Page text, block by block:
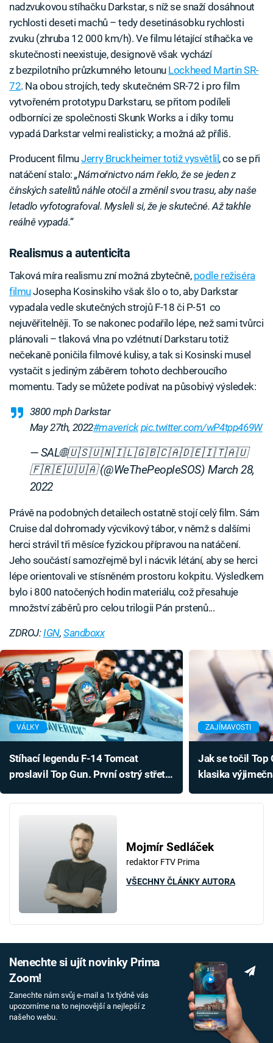
nadzvukovou stíhačku Darkstar, s níž se snaží dosáhnout
rychlosti deseti machů – tedy desetinásobku rychlosti
zvuku (zhruba 12 000 km/h). Ve filmu létající stíhačka ve
skutečnosti neexistuje, designově však vychází
z bezpilotního průzkumného letounu Lockheed Martin SR-
72. Na obou strojích, tedy skutečném SR-72 i pro film
vytvořeném prototypu Darkstaru, se přitom podíleli
odborníci ze společnosti Skunk Works a i díky tomu
vypadá Darkstar velmi realisticky; a možná až příliš.
Producent filmuJerry Bruckheimer totiž vysvětlil , co se při
natáčení stalo:„Námořnictvo nám řeklo, že se jeden z
čínských satelitů náhle otočil a změnil svou trasu, aby naše
letadlo vyfotografoval. Mysleli si, že je skutečné. Až takhle
reálně vypadá.“
Realismus a autenticita
Taková míra realismu zní možná zbytečně, podle režiséra
filmuJosepha Kosinskiho však šlo o to, aby Darkstar
vypadala vedle skutečných strojů F-18 či P-51 co
nejuvěřitelněji. To se nakonec podařilo lépe, než sami tvůrci
plánovali – tlaková vlna po vzlétnutí Darkstaru totiž
nečekaně poničila filmové kulisy, a tak si Kosinski musel
vystačit s jediným záběrem tohoto dechberoucího
momentu. Tady se můžete podívat na působivý výsledek:
3800 mph Darkstar
May 27th, 2022#maverickpic.twitter.com/wP4tpp469W
— SAL🌐🇺🇸🇺🇳🇮🇱🇬🇧🇨🇦🇩🇪🇮🇹🇦🇺
🇫🇷🇪🇺🇺🇦 (@WeThePeopleSOS)March 28,
2022
Právě na podobných detailech ostatně stojí celý film. Sám
Cruise dal dohromady výcvikový tábor, v němž s dalšími
herci strávil tři měsíce fyzickou přípravou na natáčení.
Jeho součástí samozřejmě byl i nácvik létání, aby se herci
lépe orientovali ve stísněném prostoru kokpitu. Výsledkem
bylo i 800 natočených hodin materiálu, což přesahuje
množství záběrů pro celou trilogii Pán prstenů...
ZDROJ:IGN, Sandboxx
VÁLKY
Stíhací legendu F-14 Tomcat
proslavil Top Gun. První ostrý střet
ZAJÍMAVOSTI
Jak se točil Top
klasika
Mojmír Sedláček
redaktor FTV Prima
VŠECHNY ČLÁNKY AUTORA
Nenechte si ujít novinky Prima
Zoom!
Zanechte nám svůj e-mail a 1x týdně vás
upozorníme na to nejnovější a nejlepší z
našeho webu.